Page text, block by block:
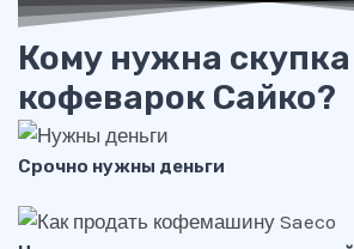
Кому нужна скупка
кофеварок Сайко?
Срочно нужны деньги